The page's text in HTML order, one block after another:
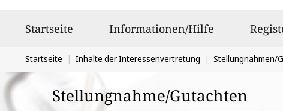
Startseite Informationen/Hilfe
Sie
befinden
sich
Startseite Inhalte der Interessenvertretung Stellungnahmen/
Stellungnahme/Gutachten